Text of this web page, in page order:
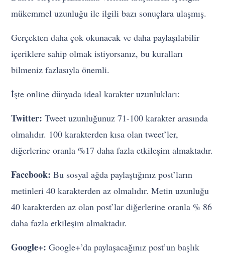
mükemmel uzunluğu ile ilgili bazı sonuçlara ulaşmış.
Gerçekten daha çok okunacak ve daha paylaşılabilir
içeriklere sahip olmak istiyorsanız, bu kuralları
bilmeniz fazlasıyla önemli.
İşte online dünyada ideal karakter uzunlukları:
Twitter:Tweet uzunluğunuz 71-100 karakter arasında
olmalıdır. 100 karakterden kısa olan tweet’ler,
diğerlerine oranla %17 daha fazla etkileşim almaktadır.
Facebook: Bu sosyal ağda paylaştığınız post’ların
metinleri 40 karakterden az olmalıdır. Metin uzunluğu
40 karakterden az olan post’lar diğerlerine oranla % 86
daha fazla etkileşim almaktadır.
Google+: Google+’da paylaşacağınız post’un başlık